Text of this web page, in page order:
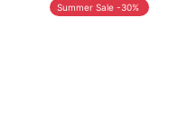
Summer Sale -30%